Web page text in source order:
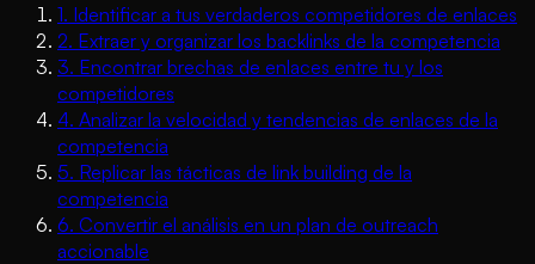
1. Identificar a tus verdaderos competidores de enlaces
2. Extraer y organizar los backlinks de la competencia
3. Encontrar brechas de enlaces entre tu y los
competidores
4. Analizar la velocidad y tendencias de enlaces de la
competencia
5. Replicar las tácticas de link building de la
competencia
6. Convertir el análisis en un plan de outreach
accionable